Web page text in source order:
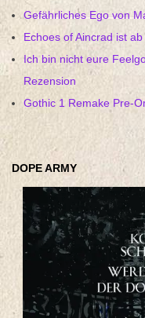
Gefährliches Ego von
Echoes of Aincrad ist
Ich bin nicht eure
Rezension
Gothic 1 Remake Pre-
DOPE ARMY